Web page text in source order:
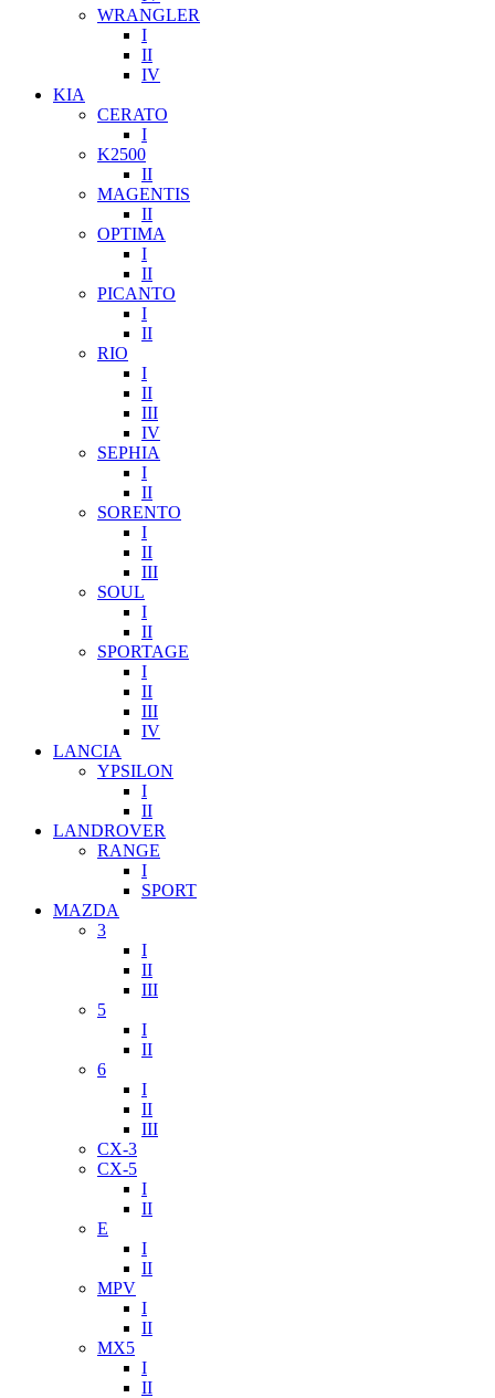
WRANGLER
I
II
IV
KIA
CERATO
I
K2500
II
MAGENTIS
II
OPTIMA
I
II
PICANTO
I
II
RIO
I
II
III
IV
SEPHIA
I
II
SORENTO
I
II
III
SOUL
I
II
SPORTAGE
I
II
III
IV
LANCIA
YPSILON
I
II
LANDROVER
RANGE
I
SPORT
MAZDA
3
I
II
III
5
I
II
6
I
II
III
CX-3
CX-5
I
II
E
I
II
MPV
I
II
MX5
I
II